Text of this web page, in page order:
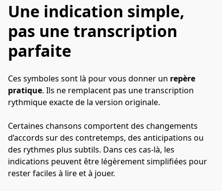
Une indication simple,
pas une transcription
parfaite
Ces symboles sont là pour vous donner un repère
pratique. Ils ne remplacent pas une transcription
rythmique exacte de la version originale.
Certaines chansons comportent des changements
d’accords sur des contretemps, des anticipations ou
des rythmes plus subtils. Dans ces cas-là, les
indications peuvent être légèrement simplifiées pour
rester faciles à lire et à jouer.